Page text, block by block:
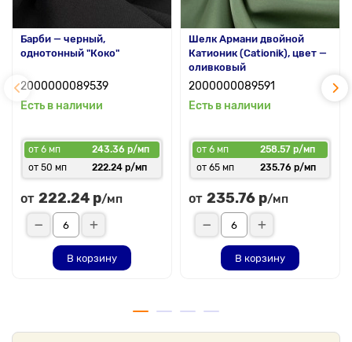
Барби — черный,
однотонный "Коко"
2000000089539
Есть в наличии
от 6 мп
243.36 р/мп
от 50 мп
222.24 р/мп
от 222.24 р/мп
В корзину
Шелк Армани двойной
Катионик (Cationik), цвет —
оливковый
2000000089591
Есть в наличии
от 6 мп
258.57 р/мп
от 65 мп
235.76 р/мп
от 235.76 р/мп
В корзину